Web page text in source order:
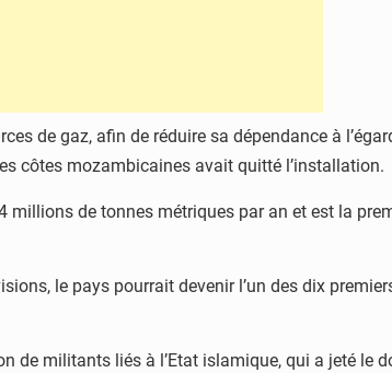
de gaz, afin de réduire sa dépendance à
côtes mozambicaines avait quitté l’installation.
millions de tonnes métriques par an et est la
le pays pourrait devenir l’un des dix
de militants liés à l’Etat islamique, qui a jeté le